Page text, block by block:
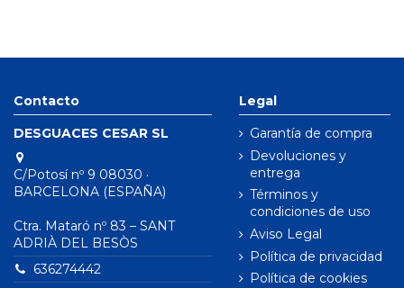
Contacto
DESGUACES CESAR SL
C/Potosí nº 9 08030 ·
BARCELONA (ESPAÑA)
Ctra. Mataró nº 83 – SANT
ADRIÀ DEL BESÒS
636274442
Legal
Garantía de compra
Devoluciones y
entrega
Términos y
condiciones de uso
Aviso Legal
Política de privacidad
Política de cookies